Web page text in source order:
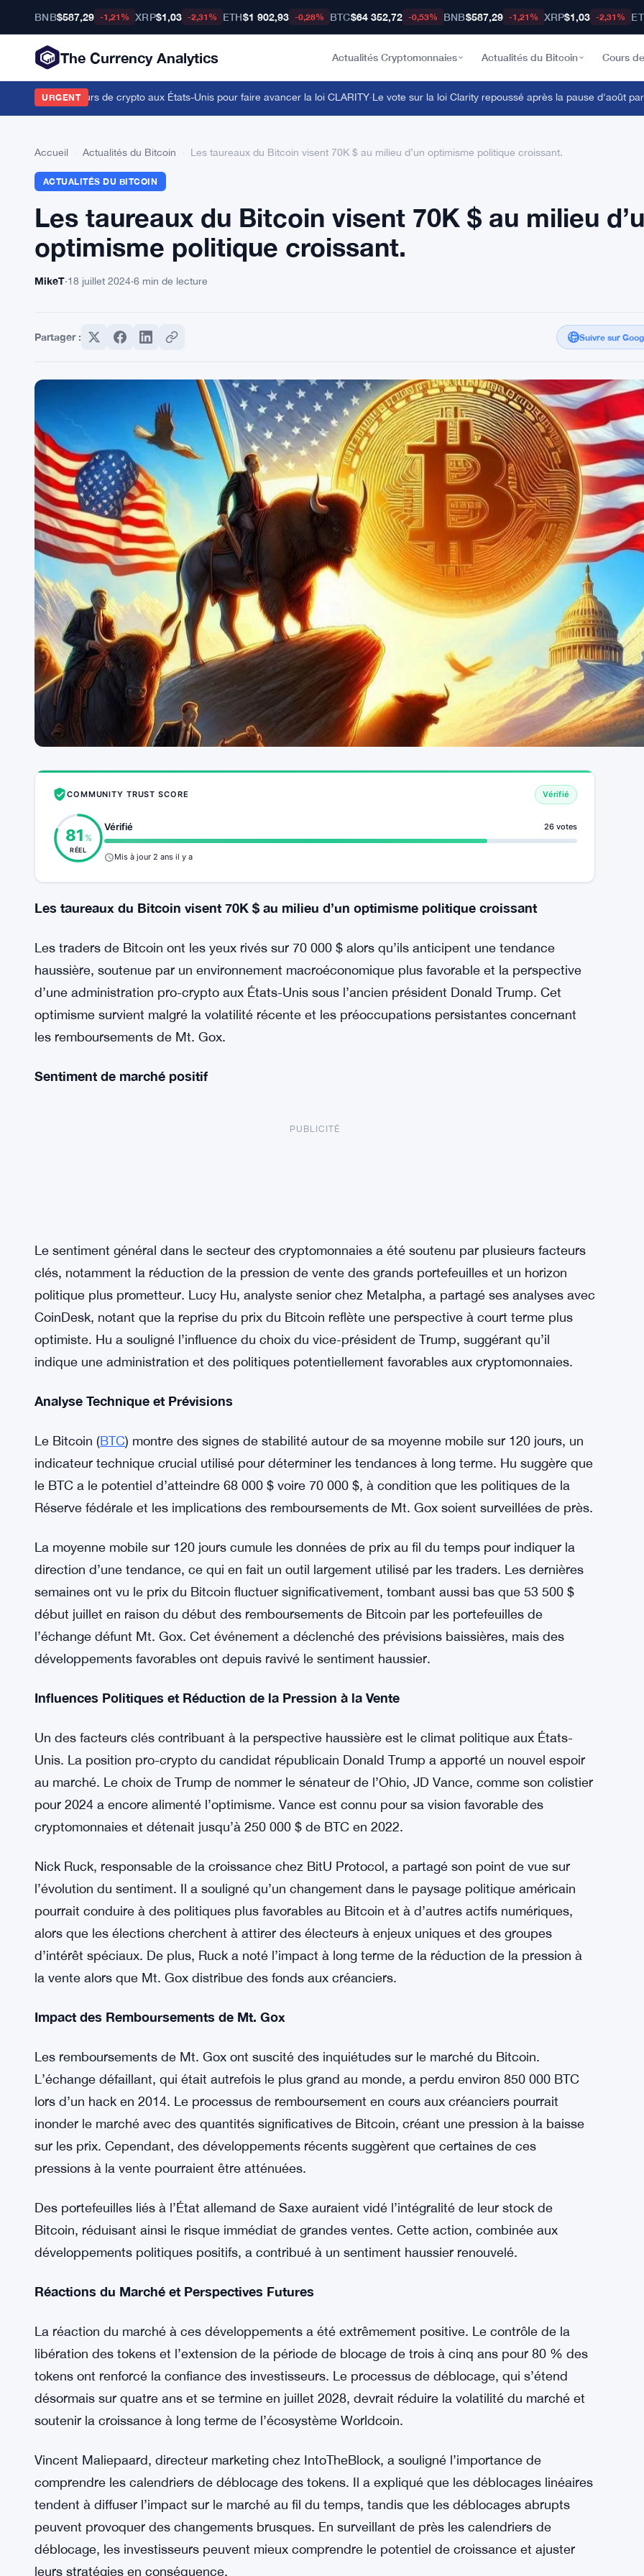
BNB$587,29 -1,21% XRP$1,03 -2,31% ETH$1 902,93 -0,28% BTC$64 352,72 -0,53% BNB$587,29 -1,21% XRP$1,03 -2,31%
The Currency Analytics Actualités Cryptomonnaies Actualités du Bitcoin Cours
URGENT
de détenteurs de crypto aux États-Unis pour faire avancer la loi CLARITY·Le vote sur la loi Clarity repoussé après la pause d'août par
Accueil Actualités du Bitcoin Les taureaux du Bitcoin visent 70K $ au milieu d’un optimisme politique croissant.
ACTUALITÉS DU BITCOIN
Les taureaux du Bitcoin visent 70K $ au milieu
optimisme politique croissant.
MikeT·18 juillet 2024·6 min de lecture
Partager : Suivre sur
COMMUNITY TRUST SCORE Vérifié
81 %
RÉEL
Vérifié 26 votes
Mis à jour 2 ans il y a
Les taureaux du Bitcoin visent 70K $ au milieu d’un optimisme politique croissant
Les traders de Bitcoin ont les yeux rivés sur 70 000 $ alors qu’ils anticipent une tendance
haussière, soutenue par un environnement macroéconomique plus favorable et la perspective
d’une administration pro-crypto aux États-Unis sous l’ancien président Donald Trump. Cet
optimisme survient malgré la volatilité récente et les préoccupations persistantes concernant
les remboursements de Mt. Gox.
Sentiment de marché positif
PUBLICITÉ
Le sentiment général dans le secteur des cryptomonnaies a été soutenu par plusieurs facteurs
politique plus prometteur. Lucy Hu, analyste senior chez Metalpha, a partagé ses analyses avec
CoinDesk, notant que la reprise du prix du Bitcoin reflète une perspective à court terme plus
optimiste. Hu a souligné l’influence du choix du vice-président de Trump, suggérant qu’il
indique une administration et des politiques potentiellement favorables aux cryptomonnaies.
Analyse Technique et Prévisions
Le Bitcoin (BTC) montre des signes de stabilité autour de sa moyenne mobile sur 120 jours, un
indicateur technique crucial utilisé pour déterminer les tendances à long terme. Hu suggère que
le BTC a le potentiel d’atteindre 68 000 $ voire 70 000 $, à condition que les politiques de la
Réserve fédérale et les implications des remboursements de Mt. Gox soient surveillées de près.
La moyenne mobile sur 120 jours cumule les données de prix au fil du temps pour indiquer la
semaines ont vu le prix du Bitcoin fluctuer significativement, tombant aussi bas que 53 500 $
début juillet en raison du début des remboursements de Bitcoin par les portefeuilles de
l’échange défunt Mt. Gox. Cet événement a déclenché des prévisions baissières, mais des
développements favorables ont depuis ravivé le sentiment haussier.
Un des facteurs clés contribuant à la perspective haussière est le climat politique aux États-
Unis. La position pro-crypto du candidat républicain Donald Trump a apporté un nouvel espoir
au marché. Le choix de Trump de nommer le sénateur de l’Ohio, JD Vance, comme son colistier
pour 2024 a encore alimenté l’optimisme. Vance est connu pour sa vision favorable des
cryptomonnaies et détenait jusqu’à 250 000 $ de BTC en 2022.
Nick Ruck, responsable de la croissance chez BitU Protocol, a partagé son point de vue sur
pourrait conduire à des politiques plus favorables au Bitcoin et à d’autres actifs numériques,
alors que les élections cherchent à attirer des électeurs à enjeux uniques et des groupes
d’intérêt spéciaux. De plus, Ruck a noté l’impact à long terme de la réduction de la pression à
la vente alors que Mt. Gox distribue des fonds aux créanciers.
Impact des Remboursements de Mt. Gox
Les remboursements de Mt. Gox ont suscité des inquiétudes sur le marché du Bitcoin.
L’échange défaillant, qui était autrefois le plus grand au monde, a perdu environ 850 000 BTC
lors d’un hack en 2014. Le processus de remboursement en cours aux créanciers pourrait
sur les prix. Cependant, des développements récents suggèrent que certaines de ces
Des portefeuilles liés à l’État allemand de Saxe auraient vidé l’intégralité de leur stock de
Bitcoin, réduisant ainsi le risque immédiat de grandes ventes. Cette action, combinée aux
développements politiques positifs, a contribué à un sentiment haussier renouvelé.
La réaction du marché à ces développements a été extrêmement positive. Le contrôle de la
libération des tokens et l’extension de la période de blocage de trois à cinq ans pour 80 % des
tokens ont renforcé la confiance des investisseurs. Le processus de déblocage, qui s’étend
désormais sur quatre ans et se termine en juillet 2028, devrait réduire la volatilité du marché et
soutenir la croissance à long terme de l’écosystème Worldcoin.